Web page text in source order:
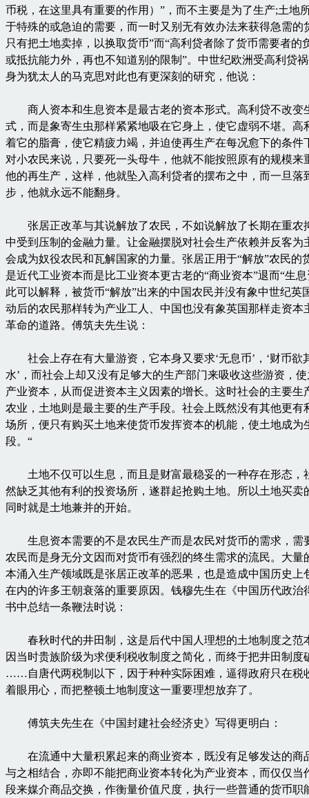
币税，在这里具有重要的作用）”，而不主要是为了生产;土地
于特殊的或急迫的需要，而一时又别无有效办法来获得急需的
只有把土地卖掉，以换取货币”而“高利贷者除了货币需要者的
或抵抗能力外，再也不知道别的限制”。中世纪欧洲受高利贷
身为犹太人的马克思对此也有更深刻的研究，他说：
商人资本和生息资本是最古老的资本形式。高利贷不改变
式，而是象寄生虫那样紧紧地吸在它身上，使它虚弱不堪。高
着它的脂膏，使它精疲力竭，并迫使再生产在每况愈下的条件
对小农民来说，只要死一头母牛，他就不能按照原有的规模来
他的再生产，这样，他就坠入高利贷者的摆布之中，而一旦落
步，他就永远不能翻身。
张居正改革与其说解放了农民，不如说解放了长期在重农
中受到压制的金融力量。让金融摆脱对社会生产依赖并反客为
会成为奴役农民和瓦解国家的力量。张居正用于“解放”农民的
是近代工业资本而是比工业资本更古老的“商业资本”退而“生
此可以解释，被货币“解放”出来的中国农民并没有象中世纪英
动后的农民那样转为产业工人、中国也没有象英国那样走资本
革命的道路。傅筑夫先生说：
社会上存在有大量游资，它本身又要求‘无息币’，‘财币欲
水’，而社会上却又没有足够大的生产部门来吸收这些游资，
产业资本，从而促进资本主义因素的增长。这时社会的主要生
农业，土地则是最主要的生产手段。社会上既然没有其他更有
场所，便只有购买土地来使货币发挥资本的机能，使土地成为
段。“
土地不仅可以生息，而且是财富最稳妥的一种存在形态，
然缺乏其他有利的投资场所，遂群起抢购土地。所以土地买卖
同时就是土地兼并的开始。
生息资本需要的不是农民生产而是农民对货币的需求，需
农民而是身无分文因而对货币有强烈的终生需求的流民。大量
本涌入生产领域既是张居正改革的恶果，也是造成中国历史上
在内的许多王朝衰落的重要原因。钱穆先生在《中国历代政治
书中总结一条鞭法时说：
春秋时代的井田制，这是后代中国人理想的土地制度之范
因当时贵族阶级为求便利税收制度之简化，而终于把井田制度
……自唐代两税制以下，因于种种实际困难，逼得政府只在税
着眼用心，而把整顿土地制度这一重要理想放弃了。
傅筑夫先生在《中国封建社会经济史》写得更明白：
在流通中大量积累起来的商业资本，既没有足够发达的商
与之相结合，亦即不能把商业资本转化为产业资本，而仅仅当
段来媒介商品交换，作衡量价值尺度，执行一些普通的货币职